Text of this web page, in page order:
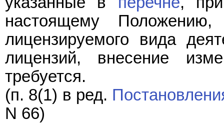
настоящему
лицензируемого вида
лицензий, внесение
требуется.
(п. 8(1) в ред.
N 66)